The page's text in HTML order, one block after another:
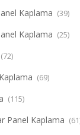
Kaplama (39)
Kaplama (25)
(72)
(69)
(115)
Panel Kaplama